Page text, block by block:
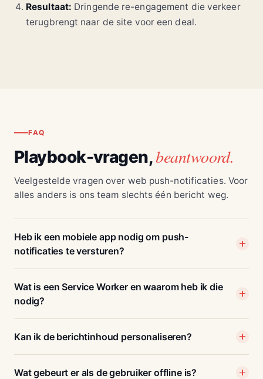
Resultaat: Dringende re-engagement die verkeer
terugbrengt naar de site voor een deal.
FAQ
Playbook-vragen,beantwoord.
Veelgestelde vragen over web push-notificaties. Voor
alles anders is ons team slechts één bericht weg.
Heb ik een mobiele app nodig om push-
notificaties te versturen?
Wat is een Service Worker en waarom heb ik die
nodig?
Kan ik de berichtinhoud personaliseren?
Wat gebeurt er als de gebruiker offline is?